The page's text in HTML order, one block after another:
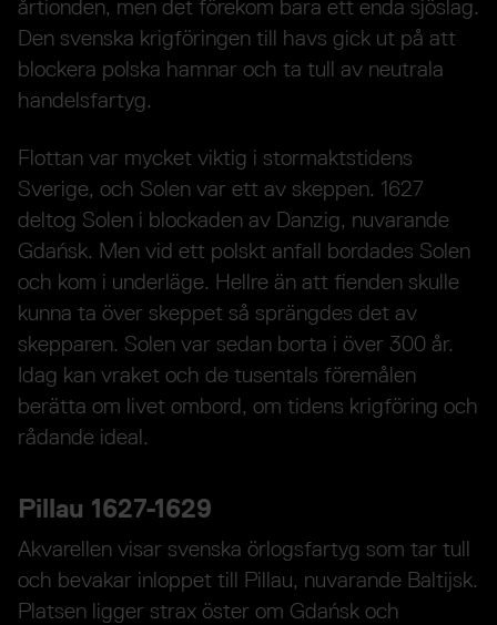
årtionden, men det förekom bara ett enda sjöslag.
Den svenska krigföringen till havs gick ut på att
blockera polska hamnar och ta tull av neutrala
handelsfartyg.
Flottan var mycket viktig i stormaktstidens
Sverige, och Solen var ett av skeppen. 1627
deltog Solen i blockaden av Danzig, nuvarande
Gdańsk. Men vid ett polskt anfall bordades Solen
och kom i underläge. Hellre än att fienden skulle
kunna ta över skeppet så sprängdes det av
skepparen. Solen var sedan borta i över 300 år.
Idag kan vraket och de tusentals föremålen
berätta om livet ombord, om tidens krigföring och
rådande ideal.
Pillau 1627-1629
Akvarellen visar svenska örlogsfartyg som tar tull
och bevakar inloppet till Pillau, nuvarande Baltijsk.
Platsen ligger strax öster om Gdańsk och